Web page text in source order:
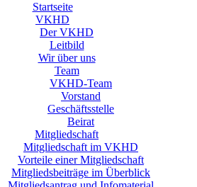
Startseite
VKHD
Der VKHD
Leitbild
Wir über uns
Team
VKHD-Team
Vorstand
Geschäftsstelle
Beirat
Mitgliedschaft
Mitgliedschaft im VKHD
Vorteile einer Mitgliedschaft
Mitgliedsbeiträge im Überblick